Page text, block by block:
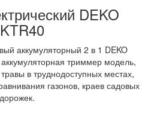
DEKO
аккумуляторный 2 в 1 DEKO
триммер модель,
в труднодоступных местах,
газонов, краев садовых
дорожек.